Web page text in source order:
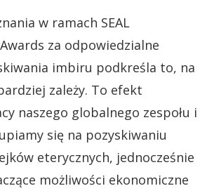
w ramach SEAL
za odpowiedzialne
imbiru podkreśla to, na
zależy. To efekt
naszego globalnego zespołu i
się na pozyskiwaniu
eterycznych, jednocześnie
możliwości ekonomiczne